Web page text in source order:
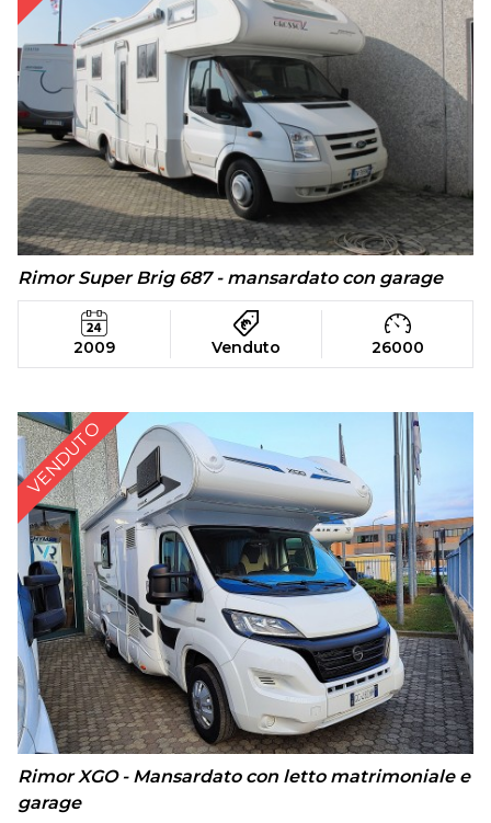
Rimor Super Brig 687 - mansardato con garage
2009 Venduto 26000
VENDUTO
Rimor XGO - Mansardato con letto matrimoniale e
garage